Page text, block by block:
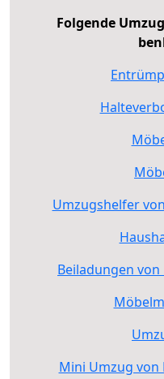
Folgende
Umzugshelfer
Beiladungen
Mini Umzug von